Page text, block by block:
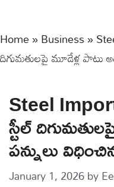
Home»Business»
దిగుమతులపై మూడేళ్ల పాటు
Steel
స్టీల్‌
పన్నులు
January 1, 2026by